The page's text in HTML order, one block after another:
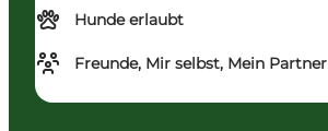
Hunde erlaubt
Freunde, Mir selbst, Mein Partner